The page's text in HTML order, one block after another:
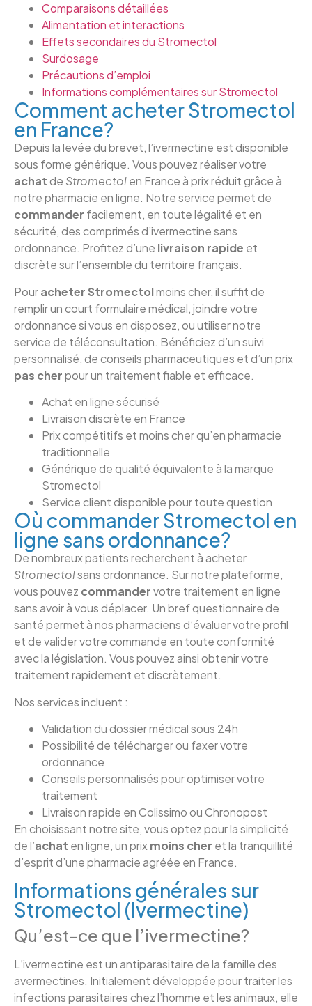
Comparaisons détaillées
Alimentation et interactions
Effets secondaires du Stromectol
Surdosage
Précautions d’emploi
Informations complémentaires sur Stromectol
Comment acheter Stromectol
en France?
Depuis la levée du brevet, l’ivermectine est disponible
sous forme générique. Vous pouvez réaliser votre
achatde Stromectolen France à prix réduit grâce à
notre pharmacie en ligne. Notre service permet de
commander facilement, en toute légalité et en
sécurité, des comprimés d’ivermectine sans
ordonnance. Profitez d’une livraison rapide et
discrète sur l’ensemble du territoire français.
Pouracheter Stromectolmoins cher, il suffit de
remplir un court formulaire médical, joindre votre
ordonnance si vous en disposez, ou utiliser notre
service de téléconsultation. Bénéficiez d’un suivi
personnalisé, de conseils pharmaceutiques et d’un prix
pas cherpour un traitement fiable et efficace.
Achat en ligne sécurisé
Livraison discrète en France
Prix compétitifs et moins cher qu’en pharmacie
traditionnelle
Générique de qualité équivalente à la marque
Stromectol
Service client disponible pour toute question
Où commander Stromectol en
ligne sans ordonnance?
De nombreux patients recherchent à acheter
Stromectolsans ordonnance. Sur notre plateforme,
vous pouvez commandervotre traitement en ligne
sans avoir à vous déplacer. Un bref questionnaire de
santé permet à nos pharmaciens d’évaluer votre profil
et de valider votre commande en toute conformité
avec la législation. Vous pouvez ainsi obtenir votre
traitement rapidement et discrètement.
Nos services incluent :
Validation du dossier médical sous 24h
Possibilité de télécharger ou faxer votre
ordonnance
Conseils personnalisés pour optimiser votre
traitement
Livraison rapide en Colissimo ou Chronopost
En choisissant notre site, vous optez pour la simplicité
de l’achat en ligne, un prixmoins cher et la tranquillité
d’esprit d’une pharmacie agréée en France.
Informations générales sur
Stromectol (Ivermectine)
Qu’est-ce que l’ivermectine?
L’ivermectine est un antiparasitaire de la famille des
avermectines. Initialement développée pour traiter les
infections parasitaires chez l’homme et les animaux, elle